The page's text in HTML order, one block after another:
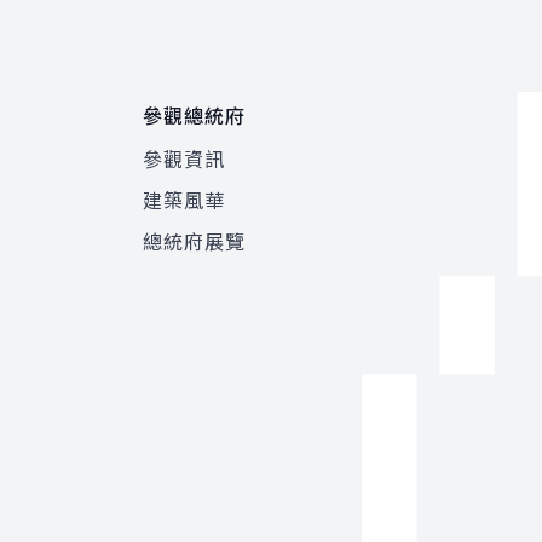
參觀總統府
參觀資訊
建築風華
總統府展覽